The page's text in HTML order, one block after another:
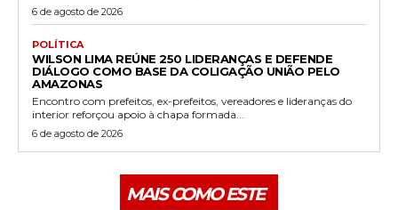
6 de agosto de 2026
POLÍTICA
WILSON LIMA REÚNE 250 LIDERANÇAS E DEFENDE
DIÁLOGO COMO BASE DA COLIGAÇÃO UNIÃO PELO
AMAZONAS
Encontro com prefeitos, ex-prefeitos, vereadores e lideranças do
interior reforçou apoio à chapa formada...
6 de agosto de 2026
MAIS COMO ESTE